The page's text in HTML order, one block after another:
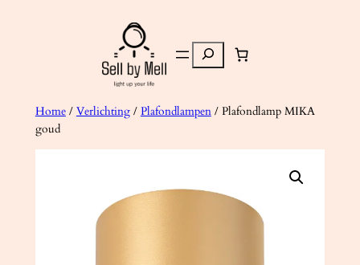
Zoeken
Home/ Verlichting/ Plafondlampen/ Plafondlamp MIKA
goud